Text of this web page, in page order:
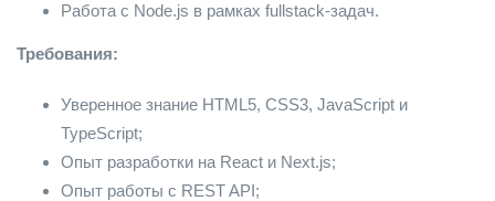
Работа с Node.js в рамках fullstack-задач.
Требования:
Уверенное знание HTML5, CSS3, JavaScript и
TypeScript;
Опыт разработки на React и Next.js;
Опыт работы с REST API;